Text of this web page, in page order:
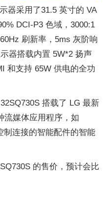
器采用了31.5 英寸的 VA
DCI-P3 色域，3000:1
刷新率，5ms 灰阶响
器搭载内置 5W*2 扬声
和支持 65W 供电的全功
搭载了 LG 最新
流媒体应用程序，如
制连接的智能配件的智能
的售价，预计会比